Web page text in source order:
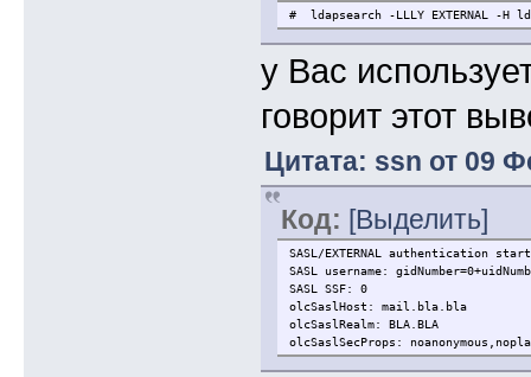
# ldapsearch -LLLY EXTERNAL
у Вас
говорит этот
Цитата: ssn от 09
Код: [Выделить]
SASL/EXTERNAL authentication
SASL username:
SASL SSF: 0
olcSaslHost: mail.bla.bla
olcSaslRealm: BLA.BLA
olcSaslSecProps: